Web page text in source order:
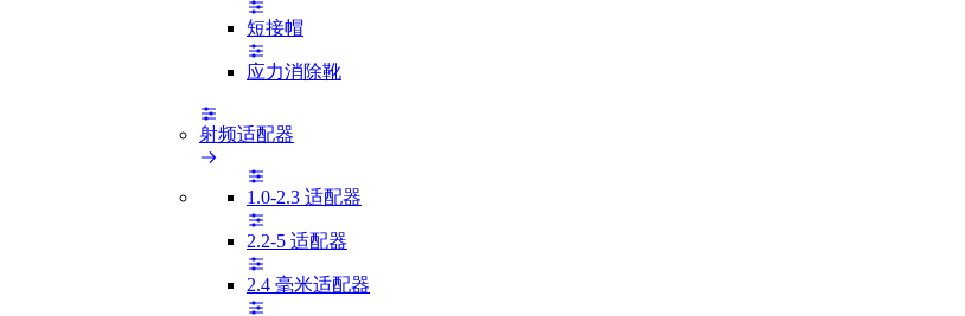
短接帽
应力消除靴
射频适配器
1.0-2.3 适配器
2.2-5 适配器
2.4 毫米适配器